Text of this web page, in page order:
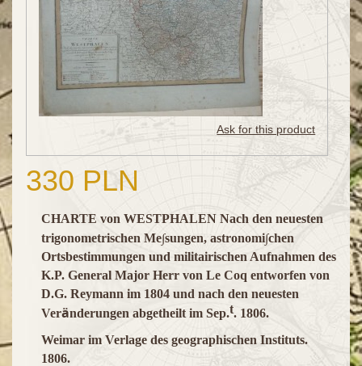
Ask for this product
330 PLN
CHARTE von WESTPHALEN Nach den neuesten
trigonometrischen Me∫sungen, astronomi∫chen
Ortsbestimmungen und militairischen Aufnahmen des
K.P. General Major Herr von Le Coq entworfen von
D.G. Reymann im 1804 und nach den neuesten
Veränderungen abgetheilt im Sep.t. 1806.
Weimar im Verlage des geographischen Instituts.
1806.